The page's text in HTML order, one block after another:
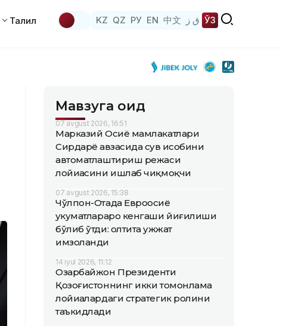
Таҳлил KZ QZ РУ EN 中文 ق ز ЎЗ
Мавзуга оид
07 avgust 2026, 16:51
Марказий Осиё мамлакатлари
Сирдарё ҳавзасида сув ҳисобини
автоматлаштириш режаси
лойиҳасини ишлаб чиқмоқчи
07 avgust 2026, 15:38
Чўлпон-Отада Евроосиё
ҳукуматлараро кенгаши йиғилиши
бўлиб ўтди: олтита ҳужжат
имзоланди
14 iyul 2026, 11:12
Озарбайжон Президенти
Қозоғистоннинг икки томонлама
лойиҳалардаги стратегик ролини
таъкидлади